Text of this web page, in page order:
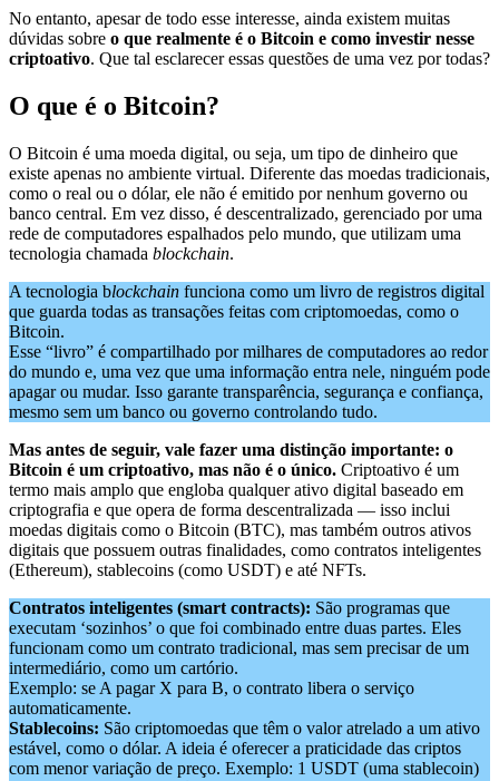
No entanto, apesar de todo esse interesse, ainda existem muitas
dúvidas sobre o que realmente é o Bitcoin e como investir nesse
criptoativo. Que tal esclarecer essas questões de uma vez por todas?
O que é o Bitcoin?
O Bitcoin é uma moeda digital, ou seja, um tipo de dinheiro que
existe apenas no ambiente virtual. Diferente das moedas tradicionais,
como o real ou o dólar, ele não é emitido por nenhum governo ou
banco central. Em vez disso, é descentralizado, gerenciado por uma
rede de computadores espalhados pelo mundo, que utilizam uma
tecnologia chamada blockchain.
A tecnologia blockchain funciona como um livro de registros digital
que guarda todas as transações feitas com criptomoedas, como o
Bitcoin.
Esse “livro” é compartilhado por milhares de computadores ao redor
do mundo e, uma vez que uma informação entra nele, ninguém pode
apagar ou mudar. Isso garante transparência, segurança e confiança,
mesmo sem um banco ou governo controlando tudo.
Mas antes de seguir, vale fazer uma distinção importante: o
Bitcoin é um criptoativo, mas não é o único. Criptoativo é um
termo mais amplo que engloba qualquer ativo digital baseado em
criptografia e que opera de forma descentralizada — isso inclui
moedas digitais como o Bitcoin (BTC), mas também outros ativos
digitais que possuem outras finalidades, como contratos inteligentes
(Ethereum), stablecoins (como USDT) e até NFTs.
Contratos inteligentes (smart contracts): São programas que
executam ‘sozinhos’ o que foi combinado entre duas partes. Eles
funcionam como um contrato tradicional, mas sem precisar de um
intermediário, como um cartório.
Exemplo: se A pagar X para B, o contrato libera o serviço
automaticamente.
Stablecoins: São criptomoedas que têm o valor atrelado a um ativo
estável, como o dólar. A ideia é oferecer a praticidade das criptos
com menor variação de preço. Exemplo: 1 USDT (uma stablecoin)